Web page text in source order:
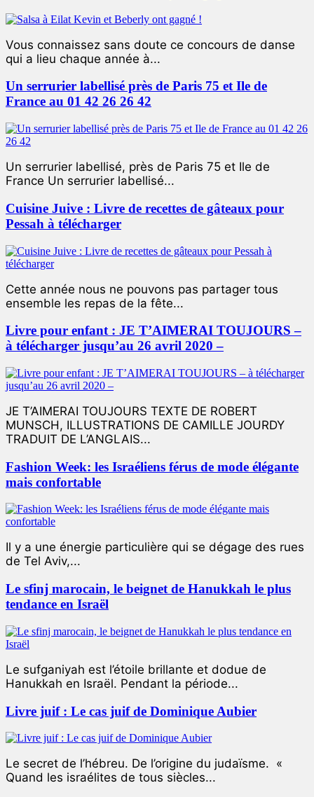
Vous connaissez sans doute ce concours de danse
qui a lieu chaque année à...
Un serrurier labellisé près de Paris 75 et Ile de
France au 01 42 26 26 42
Un serrurier labellisé, près de Paris 75 et Ile de
France Un serrurier labellisé...
Cuisine Juive : Livre de recettes de gâteaux pour
Pessah à télécharger
Cette année nous ne pouvons pas partager tous
ensemble les repas de la fête...
Livre pour enfant : JE T’AIMERAI TOUJOURS –
à télécharger jusqu’au 26 avril 2020 –
JE T’AIMERAI TOUJOURS TEXTE DE ROBERT
MUNSCH, ILLUSTRATIONS DE CAMILLE JOURDY
TRADUIT DE L’ANGLAIS...
Fashion Week: les Israéliens férus de mode élégante
mais confortable
Il y a une énergie particulière qui se dégage des rues
de Tel Aviv,...
Le sfinj marocain, le beignet de Hanukkah le plus
tendance en Israël
Le sufganiyah est l’étoile brillante et dodue de
Hanukkah en Israël. Pendant la période...
Livre juif : Le cas juif de Dominique Aubier
Le secret de l’hébreu. De l’origine du judaïsme. «
Quand les israélites de tous siècles...